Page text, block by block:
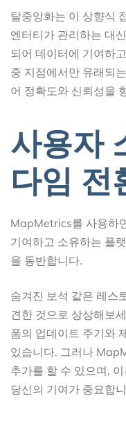
탈중앙화는 이 상향식
엔터티가 관리하는 대
되어 데이터에 기여하
중 지점에서만 유래되
어 정확도와 신뢰성을
사용자
다임 전
MapMetrics를 사용하
기여하고 소유하는 플
을 동반합니다.
숨겨진 보석 같은 레스
견한 것으로 상상해보
폼의 업데이트 주기와
있습니다. 그러나
추가를 할 수 있으며,
당신의 기여가 중요합